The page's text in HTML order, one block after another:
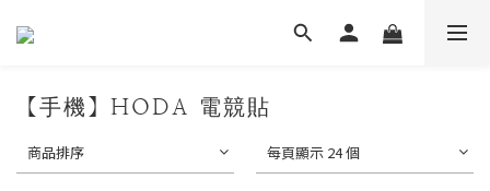
【手機】HODA 電競貼
商品排序 每頁顯示 24 個